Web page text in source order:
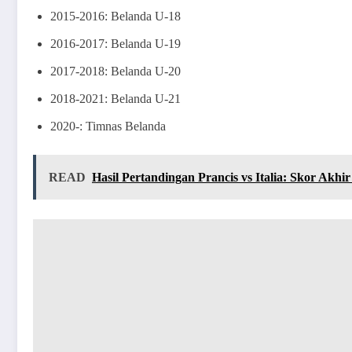
2015-2016: Belanda U-18
2016-2017: Belanda U-19
2017-2018: Belanda U-20
2018-2021: Belanda U-21
2020-: Timnas Belanda
READ Hasil Pertandingan Prancis vs Italia: Skor Akhir